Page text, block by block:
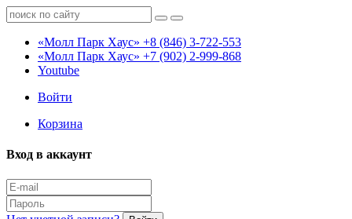
«Молл Парк Хаус» +8 (846) 3-722-553
«Молл Парк Хаус» +7 (902) 2-999-868
Youtube
Войти
Корзина
Вход в аккаунт